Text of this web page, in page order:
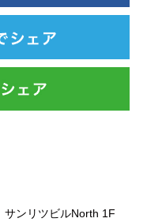
ンリツビルNorth 1F